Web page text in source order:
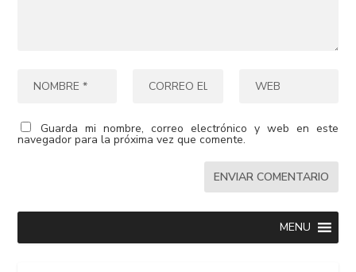
Guarda mi nombre, correo electrónico y web en este
navegador para la próxima vez que comente.
MENU